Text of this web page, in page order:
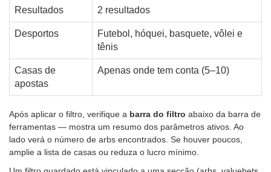
Resultados 2 resultados
Desportos
Futebol, hóquei, basquete, vôlei e
tênis
Casas de
apostas
Apenas onde tem conta (5–10)
Após aplicar o filtro, verifique a barra do filtro abaixo da barra de
ferramentas — mostra um resumo dos parâmetros ativos. Ao
lado verá o número de arbs encontrados. Se houver poucos,
amplie a lista de casas ou reduza o lucro mínimo.